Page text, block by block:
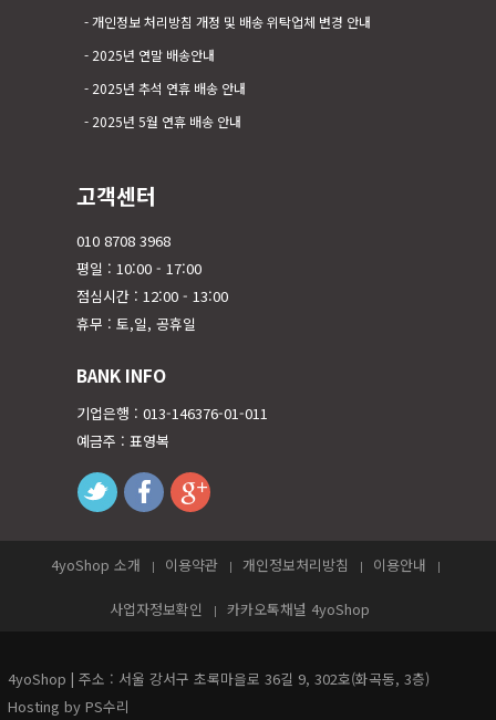
개인정보 처리방침 개정 및 배송 위탁업체 변경 안내
2025년 연말 배송안내
2025년 추석 연휴 배송 안내
2025년 5월 연휴 배송 안내
고객센터
010 8708 3968
평일 : 10:00 - 17:00
점심시간 : 12:00 - 13:00
휴무 : 토,일, 공휴일
BANK INFO
기업은행 : 013-146376-01-011
예금주 : 표영복
twitterfacebook
4yoShop 소개 이용약관 개인정보처리방침 이용안내
사업자정보확인 카카오톡채널 4yoShop
4yoShop | 주소 : 서울 강서구 초록마을로 36길 9, 302호(화곡동, 3층)
Hosting by PS수리